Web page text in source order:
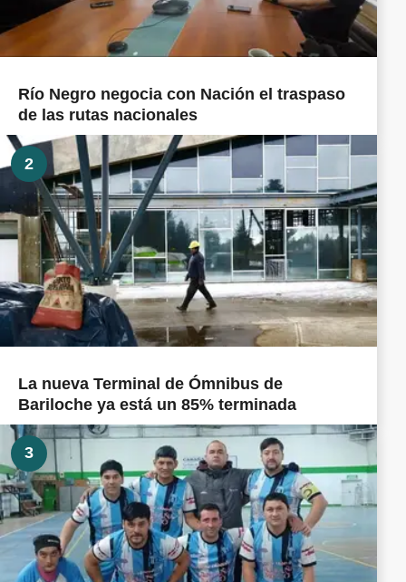
Río Negro negocia con Nación el traspaso
de las rutas nacionales
2
La nueva Terminal de Ómnibus de
Bariloche ya está un 85% terminada
3